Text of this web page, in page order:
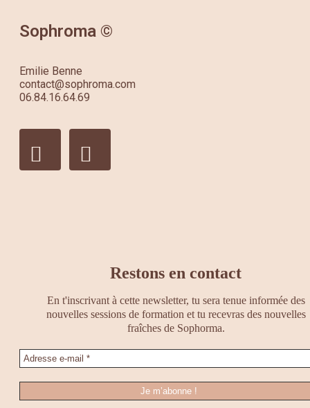
Sophroma ©
Emilie Benne
contact@sophroma.com
06.84.16.64.69
Restons en contact
En t'inscrivant à cette newsletter, tu sera tenue informée des
nouvelles sessions de formation et tu recevras des nouvelles
fraîches de Sophorma.